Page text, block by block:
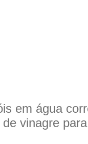
em água
vinagre